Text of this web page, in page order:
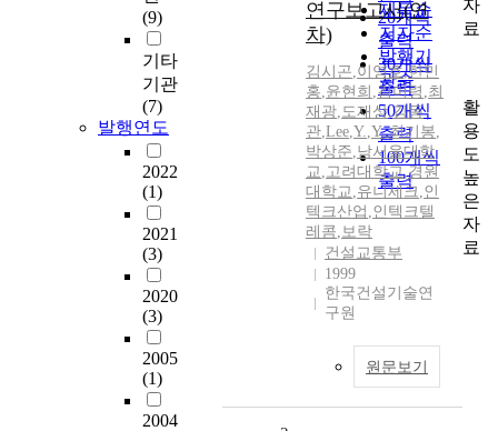
(9)
기타
기관
(7)
발행연도
2022
(1)
2021
(3)
2020
(3)
2005
(1)
2004
제목순
저자순
발행기
관순
20개씩
출력
30개씩
출력
50개씩
출력
100개씩
출력
연구보고서(연
차)
김시곤,이영호,한민
홍,윤현희 ,김미령 ,최
재광,도재상,김동
관,Lee,Y.,Y.,최기봉,
박상준,남서울대학
교,고려대학교,경원
대학교,유니세크,인
텍크산업 ,인텍크텔
레콤,보락
건설교통부
1999
한국건설기술연
구원
원문보기
자
료
활
용
도
높
은
자
료